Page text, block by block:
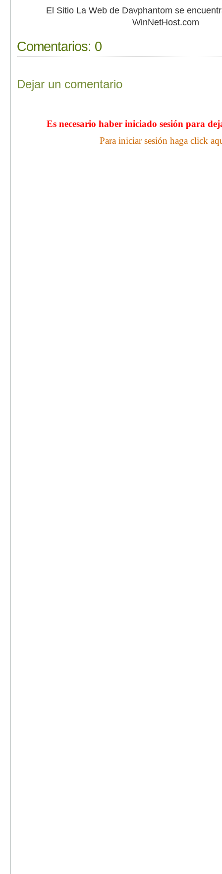
El Sitio La Web de Davphantom se
WinNetHost.com
Comentarios: 0
Dejar un comentario
Es necesario haber iniciado sesión para
Para iniciar sesión haga click